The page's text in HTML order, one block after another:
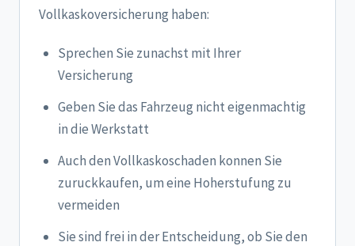
Vollkaskoversicherung haben:
Sprechen Sie zunachst mit Ihrer
Versicherung
Geben Sie das Fahrzeug nicht eigenmachtig
in die Werkstatt
Auch den Vollkaskoschaden konnen Sie
zuruckkaufen, um eine Hoherstufung zu
vermeiden
Sie sind frei in der Entscheidung, ob Sie den